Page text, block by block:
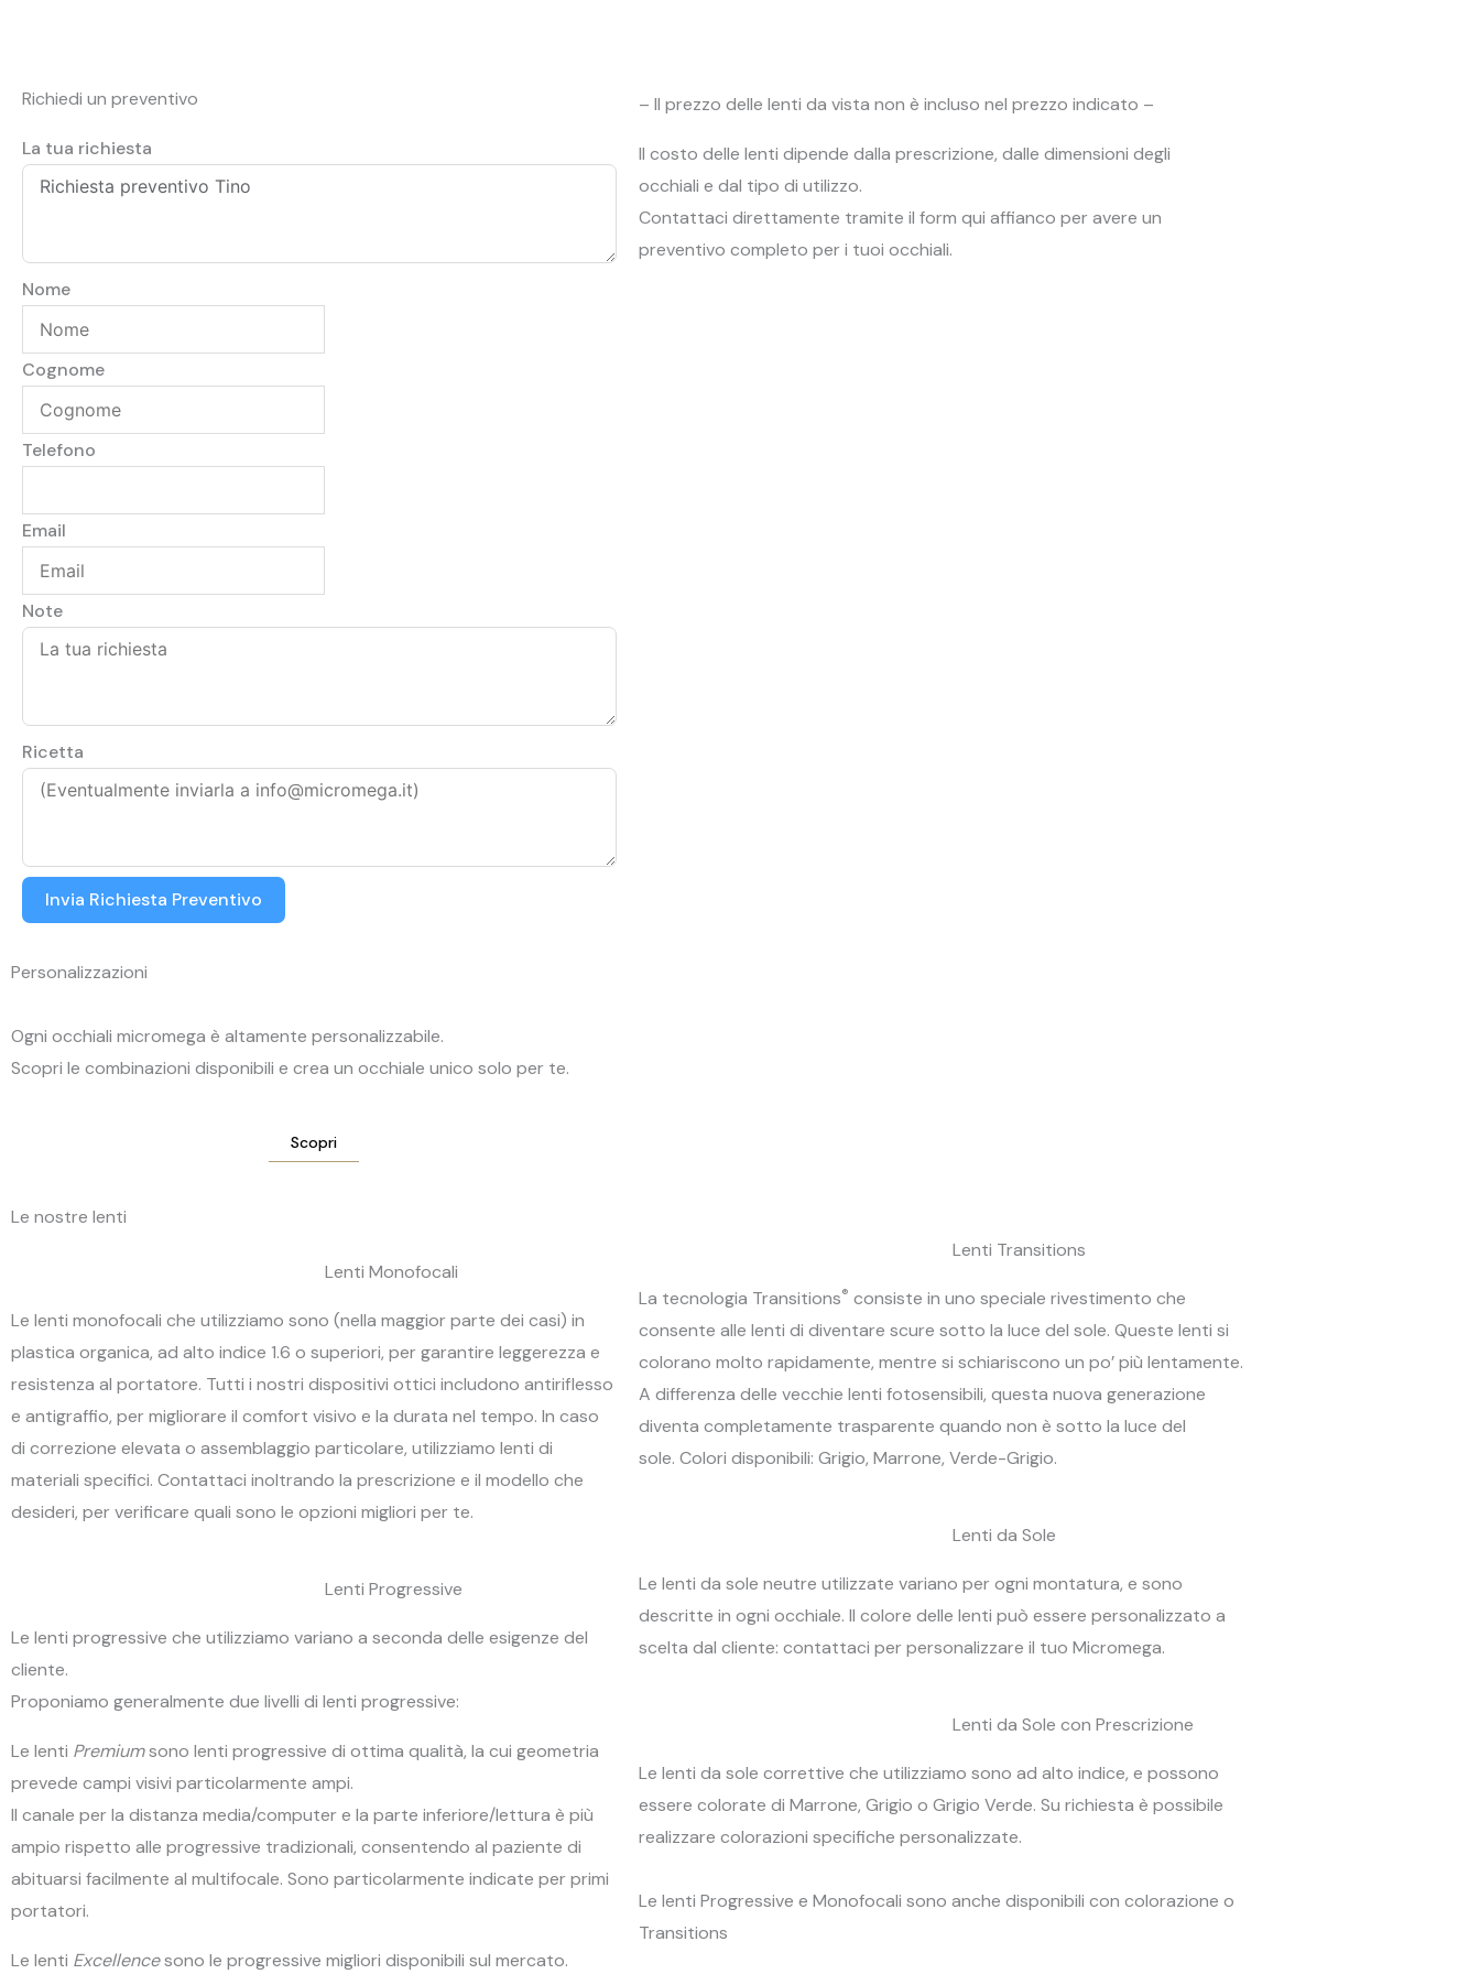
Richiedi un preventivo
La tua richiesta
Nome
Cognome
Telefono
Email
Note
Ricetta
Invia Richiesta Preventivo
– Il prezzo delle lenti da vista non è incluso nel prezzo indicato –
Il costo delle lenti dipende dalla prescrizione, dalle dimensioni degli
occhiali e dal tipo di utilizzo.
Contattaci direttamente tramite il form qui affianco per avere un
preventivo completo per i tuoi occhiali.
Personalizzazioni
Ogni occhiali micromega è altamente personalizzabile.
Scopri le combinazioni disponibili e crea un occhiale unico solo per te.
Scopri
Le nostre lenti
Lenti Monofocali
Le lenti monofocali che utilizziamo sono (nella maggior parte dei casi) in
plastica organica, ad alto indice 1.6 o superiori, per garantire leggerezza e
resistenza al portatore. Tutti i nostri dispositivi ottici includono antiriflesso
e antigraffio, per migliorare il comfort visivo e la durata nel tempo. In caso
di correzione elevata o assemblaggio particolare, utilizziamo lenti di
materiali specifici. Contattaci inoltrando la prescrizione e il modello che
desideri, per verificare quali sono le opzioni migliori per te.
Lenti Progressive
Le lenti progressive che utilizziamo variano a seconda delle esigenze del
cliente.
Proponiamo generalmente due livelli di lenti progressive:
Le lenti Premiumsono lenti progressive di ottima qualità, la cui geometria
prevede campi visivi particolarmente ampi.
Il canale per la distanza media/computer e la parte inferiore/lettura è più
ampio rispetto alle progressive tradizionali, consentendo al paziente di
abituarsi facilmente al multifocale. Sono particolarmente indicate per primi
portatori.
Le lenti Excellencesono le progressive migliori disponibili sul mercato.
Lenti Transitions
La tecnologia Transitions® consiste in uno speciale rivestimento che
consente alle lenti di diventare scure sotto la luce del sole. Queste lenti si
colorano molto rapidamente, mentre si schiariscono un po’ più lentamente.
A differenza delle vecchie lenti fotosensibili, questa nuova generazione
diventa completamente trasparente quando non è sotto la luce del
sole. Colori disponibili: Grigio, Marrone, Verde-Grigio.
Lenti da Sole
Le lenti da sole neutre utilizzate variano per ogni montatura, e sono
descritte in ogni occhiale. Il colore delle lenti può essere personalizzato a
scelta dal cliente: contattaci per personalizzare il tuo Micromega.
Lenti da Sole con Prescrizione
Le lenti da sole correttive che utilizziamo sono ad alto indice, e possono
essere colorate di Marrone, Grigio o Grigio Verde. Su richiesta è possibile
realizzare colorazioni specifiche personalizzate.
Le lenti Progressive e Monofocali sono anche disponibili con colorazione o
Transitions